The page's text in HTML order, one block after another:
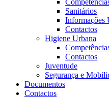
Sanitários
Informações
Contactos
Higiene Urbana
Contactos
Juventude
Segurança e
Documentos
Contactos